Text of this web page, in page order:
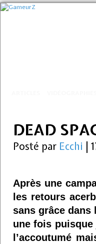
DEAD
Posté par Ecchi
Après une
les retours
sans grâce dans
une fois puisque
l’accoutumé